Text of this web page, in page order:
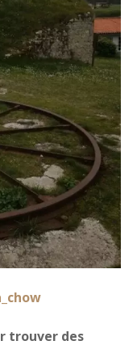
trouver des